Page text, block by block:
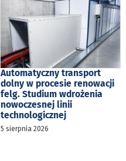
Automatyczny transport
dolny w procesie renowacji
felg. Studium wdrożenia
nowoczesnej linii
technologicznej
5 sierpnia 2026